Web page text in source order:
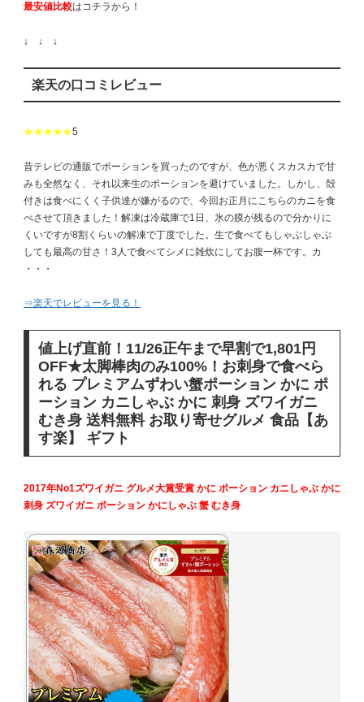
最安値比較はコチラから！
↓ ↓ ↓
楽天の口コミレビュー
★★★★★5
昔テレビの通販でポーションを買ったのですが、色が悪くスカスカで甘
みも全然なく、それ以来生のポーションを避けていました。しかし、殻
付きは食べにくく子供達が嫌がるので、今回お正月にこちらのカニを食
べさせて頂きました！解凍は冷蔵庫で1日、氷の膜が残るので分かりに
くいですが8割くらいの解凍で丁度でした。生で食べてもしゃぶしゃぶ
しても最高の甘さ！3人で食べてシメに雑炊にしてお腹一杯です。カ
・・・
⇒楽天でレビューを見る！
値上げ直前！11/26正午まで早割で1,801円
OFF★太脚棒肉のみ100%！お刺身で食べら
れる プレミアムずわい蟹ポーション かに ポ
ーション カニしゃぶ かに 刺身 ズワイガニ
むき身 送料無料 お取り寄せグルメ 食品【あ
す楽】 ギフト
2017年No1ズワイガニ グルメ大賞受賞 かに ポーション カニしゃぶ かに
刺身 ズワイガニ ポーション かにしゃぶ 蟹 むき身